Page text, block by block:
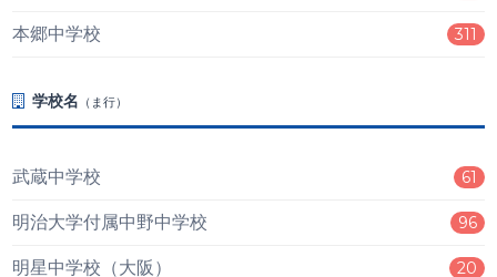
本郷中学校 311
学校名 （ま行）
武蔵中学校 61
明治大学付属中野中学校 96
明星中学校（大阪） 20